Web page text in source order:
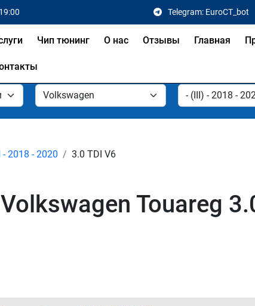
Telegram: EuroCT_bot
Чип тюнинг О нас Отзывы Главная
- 2018 - 2020 3.0 TDI V6
Touareg